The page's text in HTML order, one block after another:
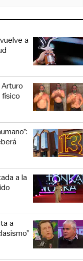
a
a la
a